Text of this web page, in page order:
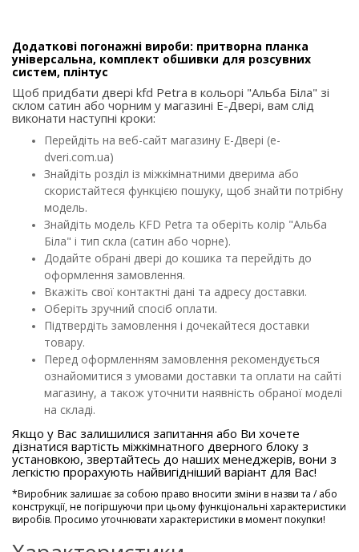
Додаткові погонажні вироби: притворна планка
універсальна, комплект обшивки для розсувних
систем, плінтус
Щоб придбати двері kfd Petra в кольорі "Альба Біла" зі
склом сатин або чорним у магазині E-Двері, вам слід
виконати наступні кроки:
Перейдіть на веб-сайт магазину E-Двері (e-
dveri.com.ua)
Знайдіть розділ із міжкімнатними дверима або
скористайтеся функцією пошуку, щоб знайти потрібну
модель.
Знайдіть модель KFD Petra та оберіть колір "Альба
Біла" і тип скла (сатин або чорне).
Додайте обрані двері до кошика та перейдіть до
оформлення замовлення.
Вкажіть свої контактні дані та адресу доставки.
Оберіть зручний спосіб оплати.
Підтвердіть замовлення і дочекайтеся доставки
товару.
Перед оформленням замовлення рекомендується
ознайомитися з умовами доставки та оплати на сайті
магазину, а також уточнити наявність обраної моделі
на складі.
Якщо у Вас залишилися запитання або Ви хочете
дізнатися вартість міжкімнатного дверного блоку з
установкою, звертайтесь до наших менеджерів, вони з
легкістю прорахують найвигідніший варіант для Вас!
*Виробник залишає за собою право вносити зміни в назви та / або
конструкції, не погіршуючи при цьому функціональні характеристики
виробів. Просимо уточнювати характеристики в момент покупки!